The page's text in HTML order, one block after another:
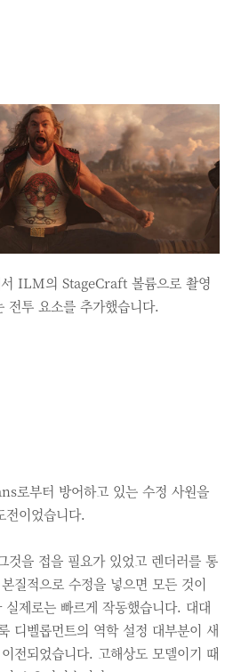
ILM의 StageCraft 볼륨으로 촬영
투 요소를 추가했습니다.
로부터 방어하고 있는 수정 사원을
이었습니다.
것을 접을 필요가 있었고 렌더러를 통
질적으로 수정을 넣으면 모든 것이
제로는 빠르게 작동했습니다. 대대
디벨롭먼트의 역학 설정 대부분이 새
전되었습니다. 고해상도 모델이기 때